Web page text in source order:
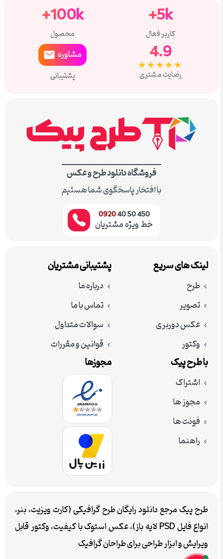
5k+
کاربر فعال
100k+
محصول
4.9
★★★★★
رضایت مشتری
مشاوره
پشتیبانی
فروشگاه دانلود طرح و عکس
با افتخار پاسخگوی شما هستیم
450 50 40
0920
خط ویژه مشتریان
لینک های سریع
طرح
تصویر
عکس دوربری
وکتور
پشتیبانی مشتریان
درباره ما
تماس با ما
سوالات متداول
قوانین و مقررات
با طرح پیک
اشتراک
مجوز ها
فونت ها
راهنما
مجوزها
طرح پیک مرجع دانلود رایگان طرح گرافیکی (کارت ویزیت، بنر،
انواع فایل PSD لایه باز)، عکس استوک با کیفیت، وکتور قابل
ویرایش و ابزار طراحی برای طراحان گرافیک